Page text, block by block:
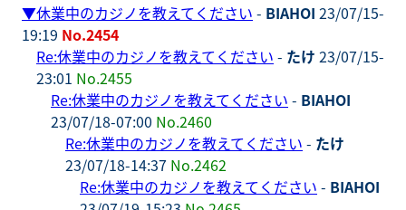
▼休業中のカジノを教えてください - BIAHOI 23/07/15-
19:19 No.2454
Re:休業中のカジノを教えてください - たけ 23/07/15-
23:01 No.2455
Re:休業中のカジノを教えてください - BIAHOI
23/07/18-07:00 No.2460
Re:休業中のカジノを教えてください - たけ
23/07/18-14:37 No.2462
Re:休業中のカジノを教えてください - BIAHOI